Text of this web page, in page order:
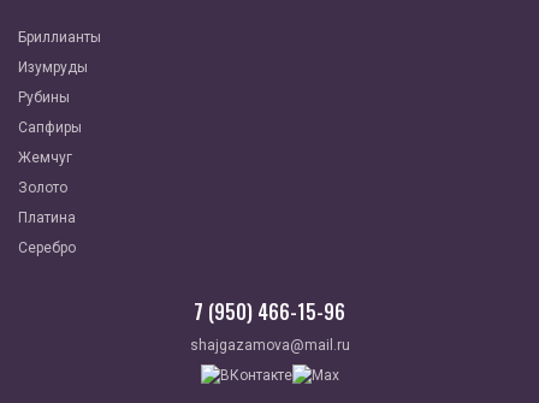
Бриллианты
Изумруды
Рубины
Сапфиры
Жемчуг
Золото
Платина
Серебро
7 (950) 466-15-96
shajgazamova@mail.ru